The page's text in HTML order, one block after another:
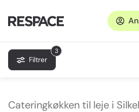
3
Filtrer
Cateringkøkken til leje i